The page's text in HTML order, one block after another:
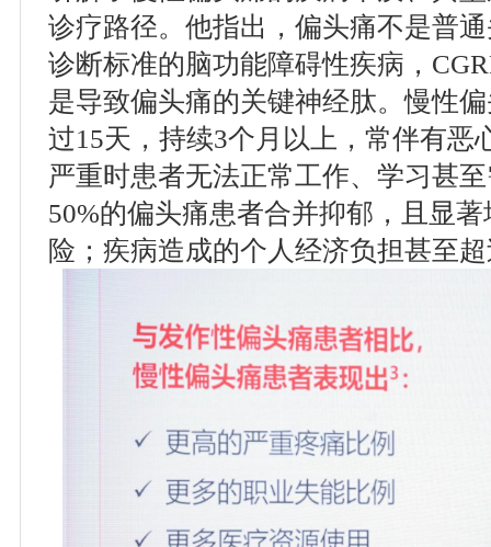
诊疗路径。他指出，偏头痛不是普
诊断标准的脑功能障碍性疾病，
是导致偏头痛的关键神经肽。慢性
过15天，持续3个月以上，常伴有恶
严重时患者无法正常工作、学习甚
50%的偏头痛患者合并抑郁，且显
险；疾病造成的个人经济负担甚至